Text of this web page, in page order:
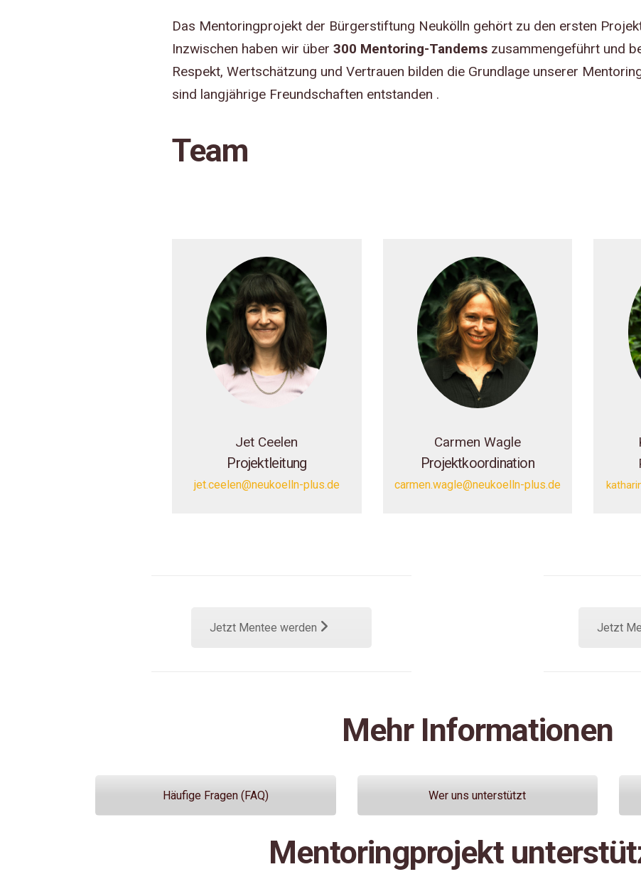
Das Mentoringprojekt der Bürgerstiftung Neukölln gehört zu den ersten
Inzwischen haben wir über 300 Mentoring-Tandemszusammengeführt und
Respekt, Wertschätzung und Vertrauen bilden die Grundlage unserer
sind langjährige Freundschaften entstanden .
Team
Jet Ceelen
Projektleitung
jet.ceelen@neukoelln-plus.de
Carmen Wagle
Projektkoordination
carmen.wagle@neukoelln-plus.de
Jetzt Mentee werden Jetzt
Mehr Informationen
Häufige Fragen (FAQ) Wer uns unterstützt
Mentoringprojekt